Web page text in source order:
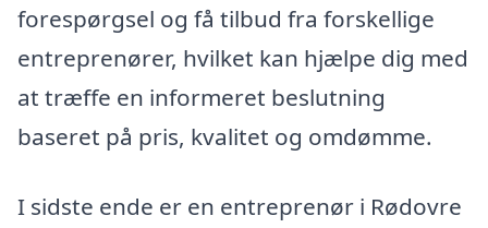
forespørgsel og få tilbud fra forskellige
entreprenører, hvilket kan hjælpe dig med
at træffe en informeret beslutning
baseret på pris, kvalitet og omdømme.
I sidste ende er en entreprenør i Rødovre